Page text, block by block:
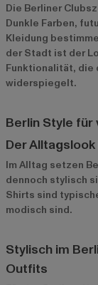
Die Berliner
Dunkle Farben,
Kleidung
der Stadt ist der
Funktionalität, die
widerspiegelt.
Berlin Style für
Der
Im Alltag setzen
dennoch stylisch
Shirts sind
modisch sind.
Stylisch im
Outfits